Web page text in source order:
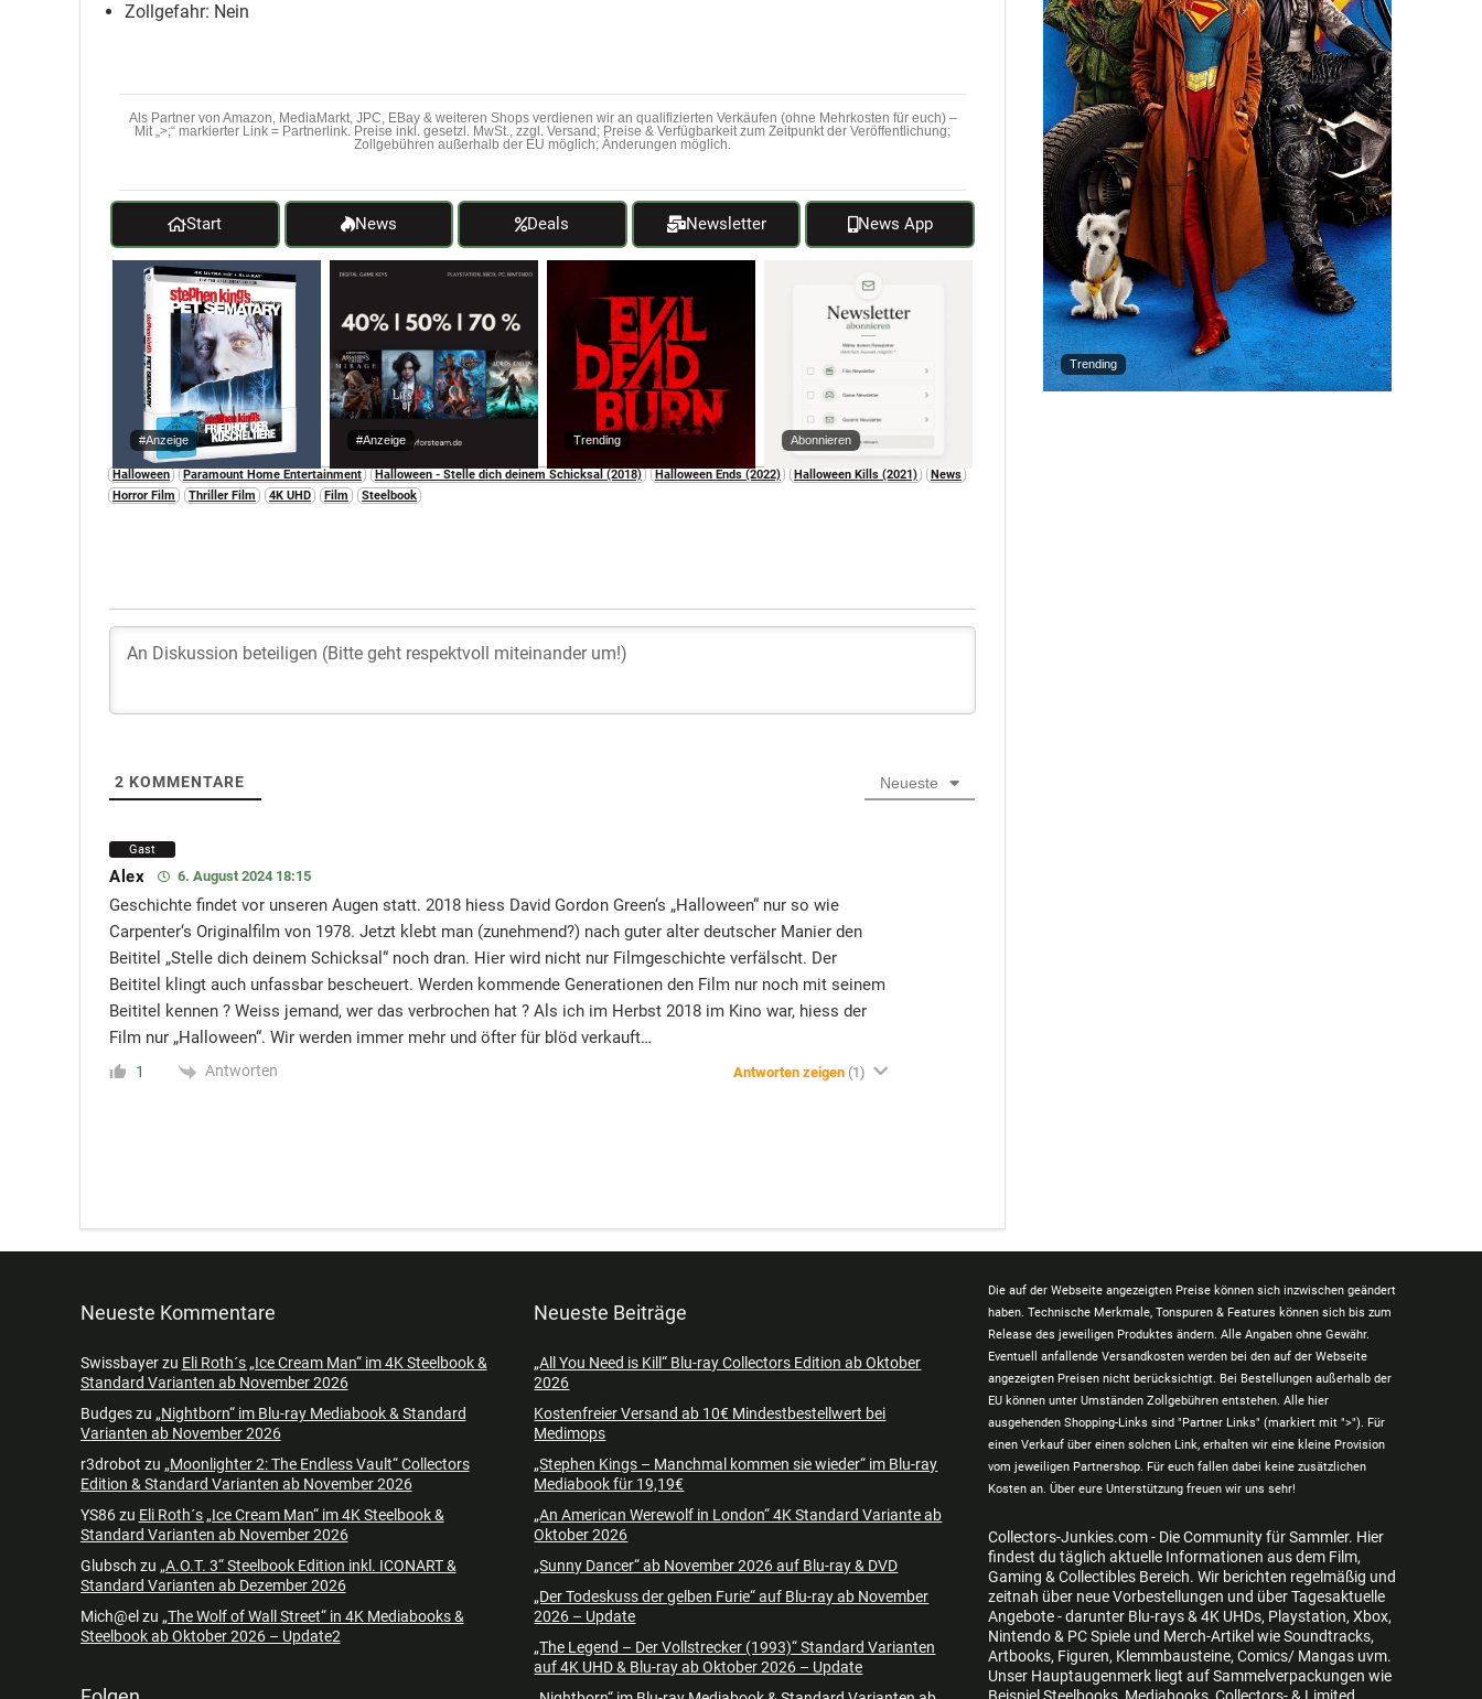
Zollgefahr: Nein
Als Partner von Amazon, MediaMarkt, JPC, EBay & weiteren Shops verdienen wir an qualifizierten Verkäufen (ohne Mehrkosten für euch) –
Mit „>;“ markierter Link = Partnerlink. Preise inkl. gesetzl. MwSt., zzgl. Versand; Preise & Verfügbarkeit zum Zeitpunkt der Veröffentlichung;
Zollgebühren außerhalb der EU möglich; Änderungen möglich.
Start News Deals Newsletter News App
#Anzeige #Anzeige Trending Abonnieren
Halloween Paramount Home Entertainment Halloween - Stelle dich deinem Schicksal (2018) Halloween Ends (2022) Halloween Kills (2021)
News
Horror Film
Thriller Film 4K UHD Film Steelbook
2 KOMMENTARE Neueste
Gast
Alex 6. August 2024 18:15
Geschichte findet vor unseren Augen statt. 2018 hiess David Gordon Green‘s „Halloween“ nur so wie
Carpenter‘s Originalfilm von 1978. Jetzt klebt man (zunehmend?) nach guter alter deutscher Manier den
Beititel „Stelle dich deinem Schicksal“ noch dran. Hier wird nicht nur Filmgeschichte verfälscht. Der
Beititel klingt auch unfassbar bescheuert. Werden kommende Generationen den Film nur noch mit seinem
Beititel kennen ? Weiss jemand, wer das verbrochen hat ? Als ich im Herbst 2018 im Kino war, hiess der
Film nur „Halloween“. Wir werden immer mehr und öfter für blöd verkauft…
1 Antworten Antworten zeigen (1)
Trending
Neueste Kommentare
Swissbayerzu Eli Roth´s „Ice Cream Man“ im 4K Steelbook &
Standard Varianten ab November 2026
Budgeszu „Nightborn“ im Blu-ray Mediabook & Standard
Varianten ab November 2026
r3drobot zu „Moonlighter 2: The Endless Vault“ Collectors
Edition & Standard Varianten ab November 2026
YS86zu Eli Roth´s „Ice Cream Man“ im 4K Steelbook &
Standard Varianten ab November 2026
Glubsch zu „A.O.T. 3“ Steelbook Edition inkl. ICONART &
Standard Varianten ab Dezember 2026
Mich@elzu „The Wolf of Wall Street“ in 4K Mediabooks &
Steelbook ab Oktober 2026 – Update2
Neueste Beiträge
„All You Need is Kill“ Blu-ray Collectors Edition ab Oktober
2026
Kostenfreier Versand ab 10€ Mindestbestellwert bei
Medimops
„Stephen Kings – Manchmal kommen sie wieder“ im Blu-ray
Mediabook für 19,19€
„An American Werewolf in London“ 4K Standard Variante ab
Oktober 2026
„Sunny Dancer“ ab November 2026 auf Blu-ray & DVD
„Der Todeskuss der gelben Furie“ auf Blu-ray ab November
2026 – Update
„The Legend – Der Vollstrecker (1993)“ Standard Varianten
auf 4K UHD & Blu-ray ab Oktober 2026 – Update
Die auf der Webseite angezeigten Preise können sich inzwischen geändert
haben. Technische Merkmale, Tonspuren & Features können sich bis zum
Release des jeweiligen Produktes ändern. Alle Angaben ohne Gewähr.
Eventuell anfallende Versandkosten werden bei den auf der Webseite
angezeigten Preisen nicht berücksichtigt. Bei Bestellungen außerhalb der
EU können unter Umständen Zollgebühren entstehen. Alle hier
ausgehenden Shopping-Links sind "Partner Links" (markiert mit ">"). Für
einen Verkauf über einen solchen Link, erhalten wir eine kleine Provision
vom jeweiligen Partnershop. Für euch fallen dabei keine zusätzlichen
Kosten an. Über eure Unterstützung freuen wir uns sehr!
Collectors-Junkies.com - Die Community für Sammler. Hier
findest du täglich aktuelle Informationen aus dem Film,
Gaming & Collectibles Bereich. Wir berichten regelmäßig und
zeitnah über neue Vorbestellungen und über Tagesaktuelle
Angebote - darunter Blu-rays & 4K UHDs, Playstation, Xbox,
Nintendo & PC Spiele und Merch-Artikel wie Soundtracks,
Artbooks, Figuren, Klemmbausteine, Comics/ Mangas uvm.
Unser Hauptaugenmerk liegt auf Sammelverpackungen wie
Beispiel Steelbooks, Mediabooks, Collectors- & Limited